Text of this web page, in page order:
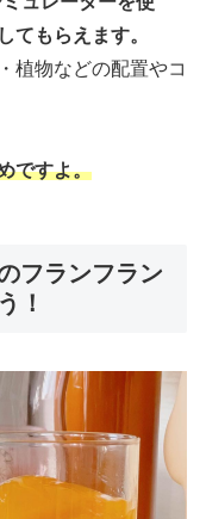
てもらえます。
植物などの配置やコ
ですよ。
フランフラン
！